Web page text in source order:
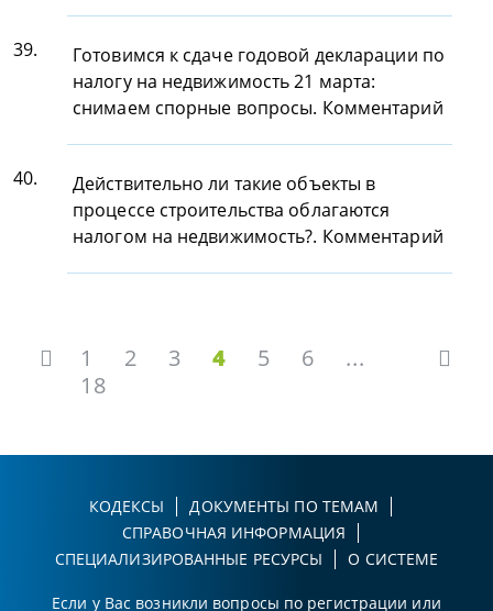
39.
Готовимся к сдаче годовой декларации по
налогу на недвижимость 21 марта:
снимаем спорные вопросы. Комментарий
40.
Действительно ли такие объекты в
процессе строительства облагаются
налогом на недвижимость?. Комментарий
1 2 3 4 5 6
...
18
КОДЕКСЫ
ДОКУМЕНТЫ ПО ТЕМАМ
СПРАВОЧНАЯ ИНФОРМАЦИЯ
СПЕЦИАЛИЗИРОВАННЫЕ РЕСУРСЫ
О СИСТЕМЕ
Если у Вас возникли вопросы по регистрации или